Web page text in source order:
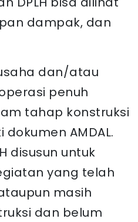
dampak, dan
dan/atau
penuh
tahap konstruksi
AMDAL.
disusun untuk
yang telah
masih
dan belum